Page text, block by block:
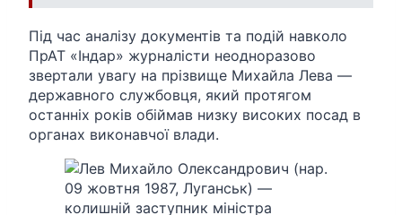
Під час аналізу документів та подій навколо
ПрАТ «Індар» журналісти неодноразово
звертали увагу на прізвище Михайла Лева —
державного службовця, який протягом
останніх років обіймав низку високих посад в
органах виконавчої влади.